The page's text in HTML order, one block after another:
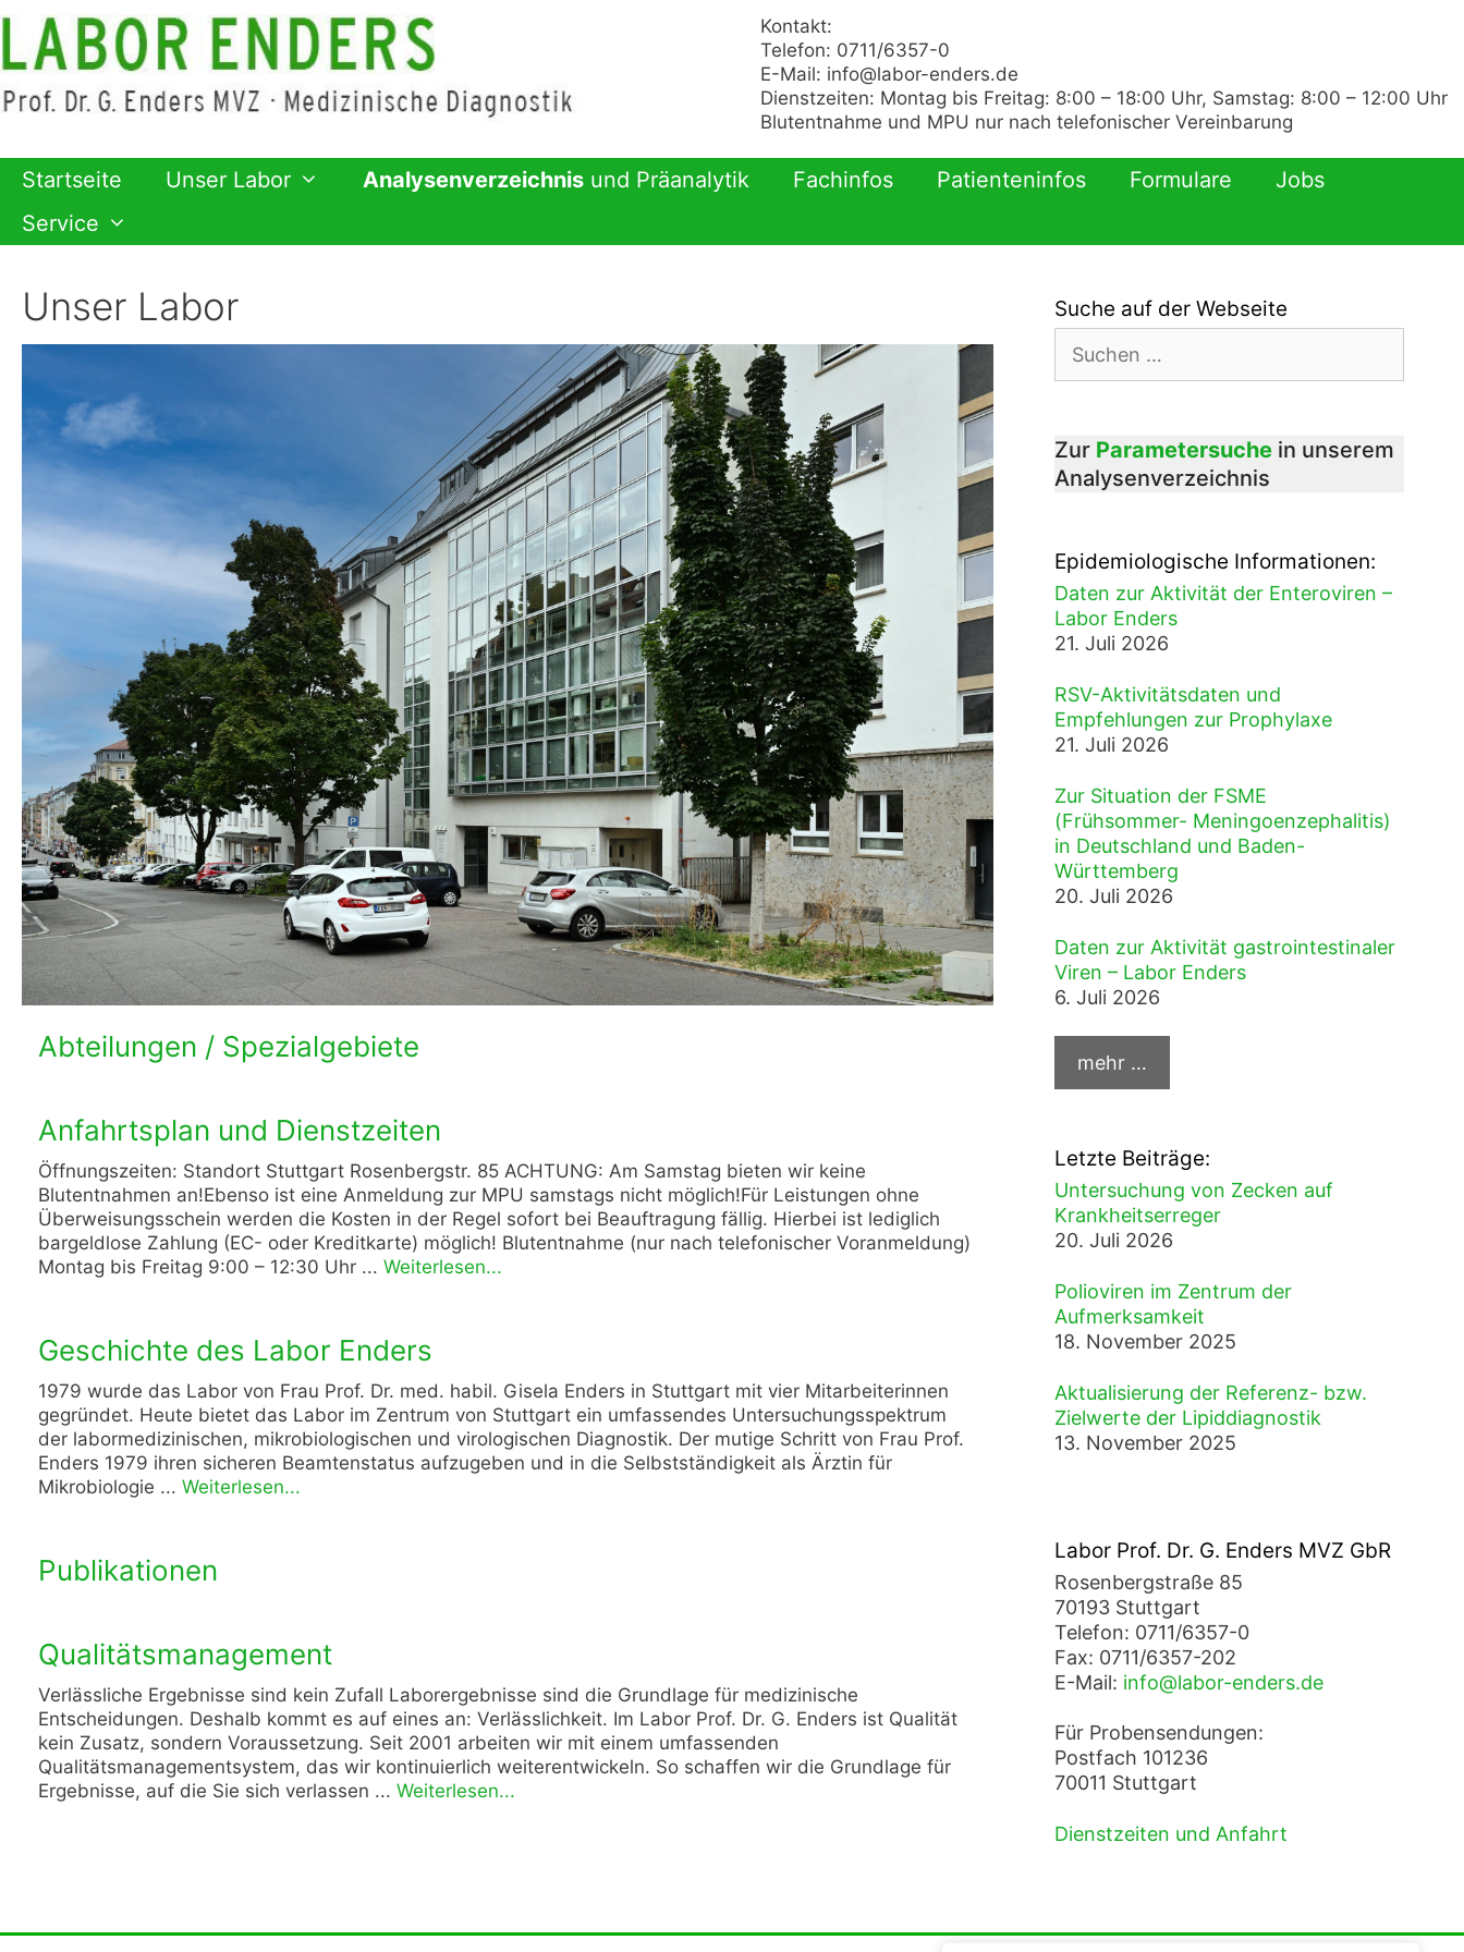
Zum
Inhalt
springen
Kontakt:
Telefon: 0711/6357-0
E-Mail: info@labor-enders.de
Dienstzeiten: Montag bis Freitag: 8:00 – 18:00 Uhr, Samstag: 8:00 – 12:00 Uhr
Blutentnahme und MPU nur nach telefonischer Vereinbarung
Startseite Unser Labor Analysenverzeichnis und Präanalytik Fachinfos Patienteninfos Formulare
Jobs
Service
Unser Labor
Abteilungen / Spezialgebiete
Anfahrtsplan und Dienstzeiten
Öffnungszeiten: Standort Stuttgart Rosenbergstr. 85 ACHTUNG: Am Samstag bieten wir keine
Blutentnahmen an!Ebenso ist eine Anmeldung zur MPU samstags nicht möglich!Für Leistungen ohne
Überweisungsschein werden die Kosten in der Regel sofort bei Beauftragung fällig. Hierbei ist lediglich
bargeldlose Zahlung (EC- oder Kreditkarte) möglich! Blutentnahme (nur nach telefonischer Voranmeldung)
Montag bis Freitag 9:00 – 12:30 Uhr ... Weiterlesen...
Geschichte des Labor Enders
1979 wurde das Labor von Frau Prof. Dr. med. habil. Gisela Enders in Stuttgart mit vier Mitarbeiterinnen
gegründet. Heute bietet das Labor im Zentrum von Stuttgart ein umfassendes Untersuchungsspektrum
der labormedizinischen, mikrobiologischen und virologischen Diagnostik. Der mutige Schritt von Frau Prof.
Enders 1979 ihren sicheren Beamtenstatus aufzugeben und in die Selbstständigkeit als Ärztin für
Mikrobiologie ... Weiterlesen...
Publikationen
Qualitätsmanagement
Verlässliche Ergebnisse sind kein Zufall Laborergebnisse sind die Grundlage für medizinische
Entscheidungen. Deshalb kommt es auf eines an: Verlässlichkeit. Im Labor Prof. Dr. G. Enders ist Qualität
kein Zusatz, sondern Voraussetzung. Seit 2001 arbeiten wir mit einem umfassenden
Qualitätsmanagementsystem, das wir kontinuierlich weiterentwickeln. So schaffen wir die Grundlage für
Ergebnisse, auf die Sie sich verlassen ... Weiterlesen...
Suche auf der Webseite
nach:
Zur Parametersuchein unserem
Analysenverzeichnis
Epidemiologische Informationen:
Daten zur Aktivität der Enteroviren –
Labor Enders
21. Juli 2026
RSV-Aktivitätsdaten und
Empfehlungen zur Prophylaxe
21. Juli 2026
Zur Situation der FSME
(Frühsommer- Meningoenzephalitis)
in Deutschland und Baden-
Württemberg
20. Juli 2026
Daten zur Aktivität gastrointestinaler
Viren – Labor Enders
6. Juli 2026
Letzte Beiträge:
Untersuchung von Zecken auf
Krankheitserreger
20. Juli 2026
Polioviren im Zentrum der
Aufmerksamkeit
18. November 2025
Aktualisierung der Referenz- bzw.
Zielwerte der Lipiddiagnostik
13. November 2025
Labor Prof. Dr. G. Enders MVZ GbR
Rosenbergstraße 85
70193 Stuttgart
Telefon: 0711/6357-0
Fax: 0711/6357-202
E-Mail: info@labor-enders.de
Für Probensendungen:
Postfach 101236
70011 Stuttgart
Dienstzeiten und Anfahrt